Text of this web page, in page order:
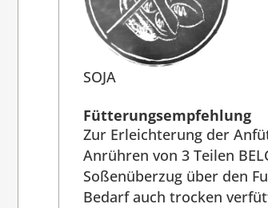
SOJA
Fütterungsempfehlung
Zur Erleichterung der
Anrühren von 3 Teilen
Soßenüberzug über den
Bedarf auch trocken